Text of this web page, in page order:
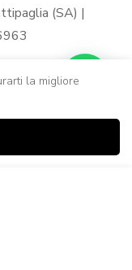
(SA) |
la migliore
Carrello Ricerca